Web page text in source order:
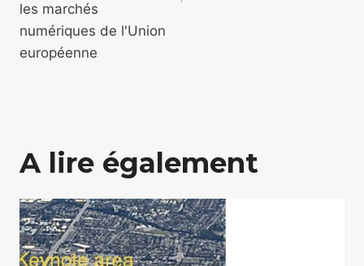
les marchés
numériques de l'Union
européenne
A lire également